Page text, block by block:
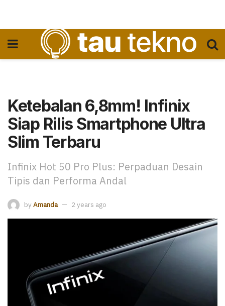
Ketebalan 6,8mm! Infinix
Siap Rilis Smartphone Ultra
Slim Terbaru
Infinix Hot 50 Pro Plus: Perpaduan Desain
Tipis dan Performa Andal
by Amanda 2 years ago